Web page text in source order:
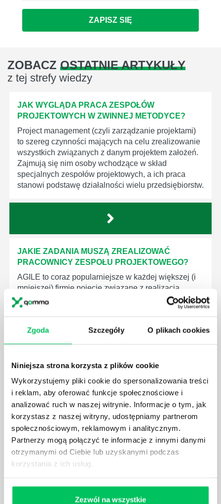
Zgoda Szczegóły O plikach cookies
Niniejsza strona korzysta z plików cookie
Wykorzystujemy pliki cookie do spersonalizowania treści
i reklam, aby oferować funkcje społecznościowe i
analizować ruch w naszej witrynie. Informacje o tym, jak
korzystasz z naszej witryny, udostępniamy partnerom
społecznościowym, reklamowym i analitycznym.
Partnerzy mogą połączyć te informacje z innymi danymi
otrzymanymi od Ciebie lub uzyskanymi podczas
korzystania z ich usług.
Zezwól na wszystkie
ZAPISZ SIĘ
ZOBACZ OSTATNIE ARTYKUŁY
z tej strefy wiedzy
JAK WYGLĄDA PRACA ZESPOŁÓW
PROJEKTOWYCH W ZWINNEJ METODYCE?
Project management (czyli zarządzanie projektami)
to szereg czynności mających na celu zrealizowanie
wszystkich związanych z danym projektem założeń.
Zajmują się nim osoby wchodzące w skład
specjalnych zespołów projektowych, a ich praca
stanowi podstawę działalności wielu przedsiębiorstw.
JAKIE ZADANIA MUSZĄ ZREALIZOWAĆ
PRACOWNICY ZESPOŁU PROJEKTOWEGO?
AGILE to coraz popularniejsze w każdej większej (i
mniejszej) firmie pojęcie związane z realizacją
projektów biznesowych. Z pewnością każda osoba
zatrudniona w takim miejscu choć raz się z nim
JAKIE UMIEJĘTNOŚCI MENEDŻERSKIE
POWINIEN MIEĆ BRYGADZISTA?
Nawet zespół złożony z doskonale wykształconych i
kompetentnych pracowników nie będzie w stanie
sprawnie realizować swoich zadań, jeśli zabraknie w
nim odpowiedniego kierownictwa. Zawsze
niezbędna jest osoba nadzorująca wszystkie
czynności wykonywane przez pracowników.